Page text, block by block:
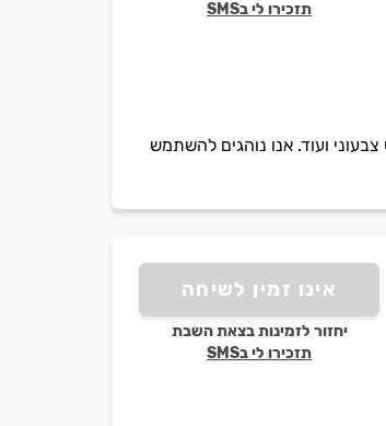
תזכירו לי בSMS
ועוד. אנו נוהגים להשתמש
אינו זמין לשיחה
יחזור לזמינות בצאת השבת
תזכירו לי בSMS